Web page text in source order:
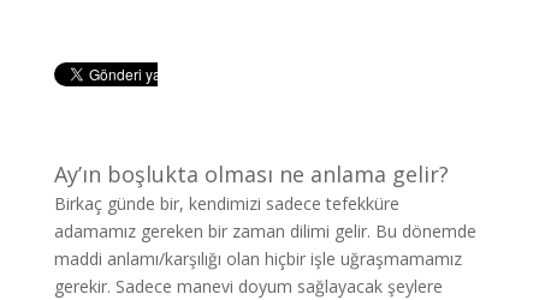
Ay’ın boşlukta olması ne anlama gelir?
Birkaç günde bir, kendimizi sadece tefekküre
adamamız gereken bir zaman dilimi gelir. Bu dönemde
maddi anlamı/karşılığı olan hiçbir işle uğraşmamamız
gerekir. Sadece manevi doyum sağlayacak şeylere